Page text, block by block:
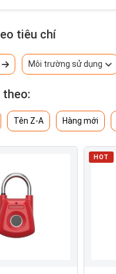
tiêu chí
Môi trường sử dụng
theo:
Tên Z-A Hàng mới
HOT